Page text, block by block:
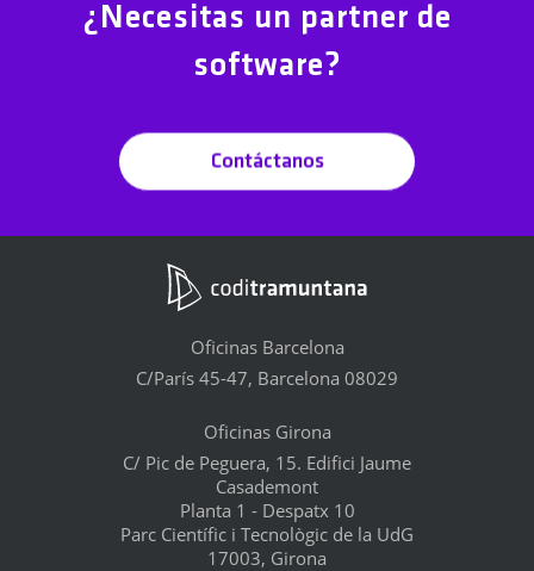
¿Necesitas un partner de
software?
Contáctanos
Oficinas Barcelona
C/París 45-47, Barcelona 08029
Oficinas Girona
C/ Pic de Peguera, 15. Edifici Jaume
Casademont
Planta 1 - Despatx 10
Parc Científic i Tecnològic de la UdG
17003, Girona